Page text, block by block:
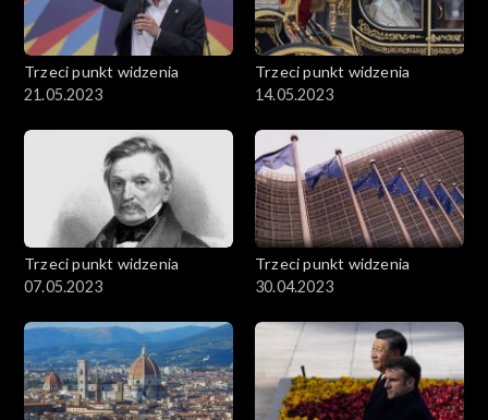
Trzeci punkt widzenia
21.05.2023
Trzeci punkt widzenia
14.05.2023
Trzeci punkt widzenia
07.05.2023
Trzeci punkt widzenia
30.04.2023